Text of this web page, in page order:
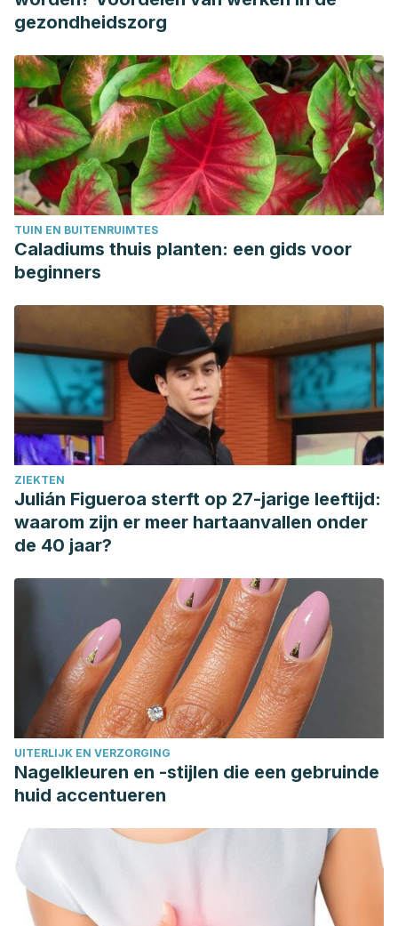
maintenance: A review on dietary related
official journal of Isfahan University of Medical
Sciences,19(3), 268-75.
gezondheidszorg
TUIN EN BUITENRUIMTES
Caladiums thuis planten: een gids voor
beginners
ZIEKTEN
Julián Figueroa sterft op 27-jarige leeftijd:
waarom zijn er meer hartaanvallen onder
de 40 jaar?
UITERLIJK EN VERZORGING
Nagelkleuren en -stijlen die een gebruinde
huid accentueren